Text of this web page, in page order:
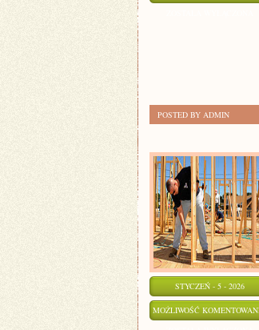
POSTED BY ADMIN
STYCZEŃ - 5 - 2026
MOŻLIWOŚĆ